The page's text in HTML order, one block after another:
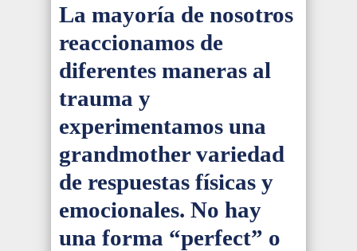
La mayoría de nosotros
reaccionamos de
diferentes maneras al
trauma y
experimentamos una
grandmother variedad
de respuestas físicas y
emocionales. No hay
una forma “perfect” o